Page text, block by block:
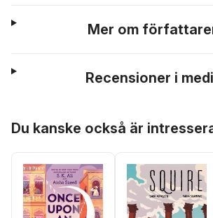
Mer om
Recensioner i
Du kanske också är